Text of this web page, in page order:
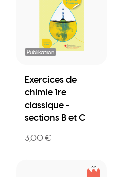
Publikation
Exercices de
chimie 1re
classique -
sections B et C
3,00 €